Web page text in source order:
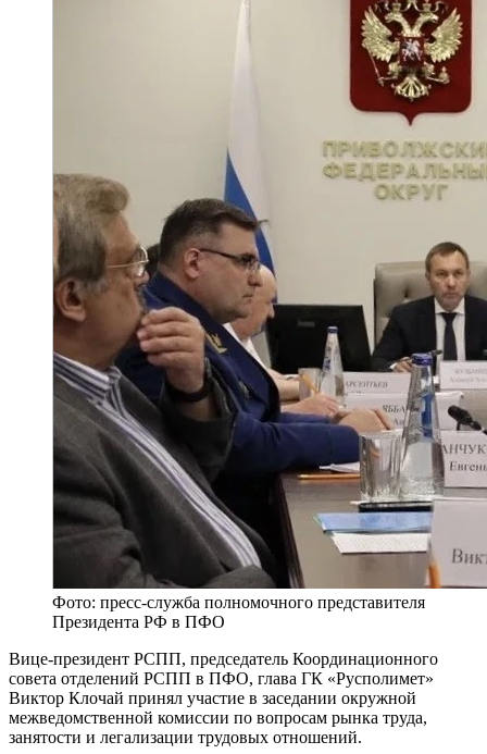
Фото: пресс-служба полномочного представителя
Президента РФ в ПФО
Вице-президент РСПП, председатель Координационного
совета отделений РСПП в ПФО, глава ГК «Русполимет»
Виктор Клочай принял участие в заседании окружной
межведомственной комиссии по вопросам рынка труда,
занятости и легализации трудовых отношений.